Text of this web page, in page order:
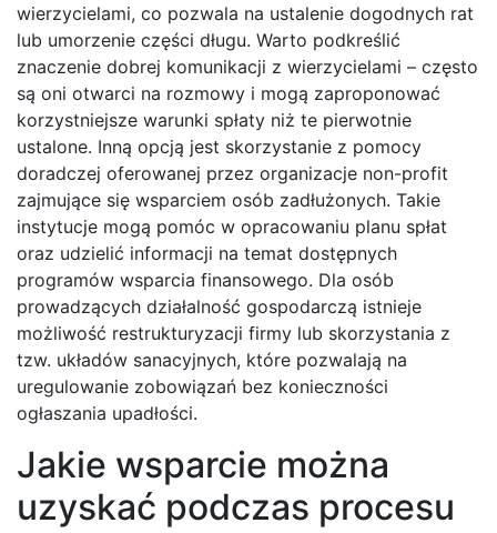
wierzycielami, co pozwala na ustalenie dogodnych rat
lub umorzenie części długu. Warto podkreślić
znaczenie dobrej komunikacji z wierzycielami – często
są oni otwarci na rozmowy i mogą zaproponować
korzystniejsze warunki spłaty niż te pierwotnie
ustalone. Inną opcją jest skorzystanie z pomocy
doradczej oferowanej przez organizacje non-profit
zajmujące się wsparciem osób zadłużonych. Takie
instytucje mogą pomóc w opracowaniu planu spłat
oraz udzielić informacji na temat dostępnych
programów wsparcia finansowego. Dla osób
prowadzących działalność gospodarczą istnieje
możliwość restrukturyzacji firmy lub skorzystania z
tzw. układów sanacyjnych, które pozwalają na
uregulowanie zobowiązań bez konieczności
ogłaszania upadłości.
Jakie wsparcie można
uzyskać podczas procesu